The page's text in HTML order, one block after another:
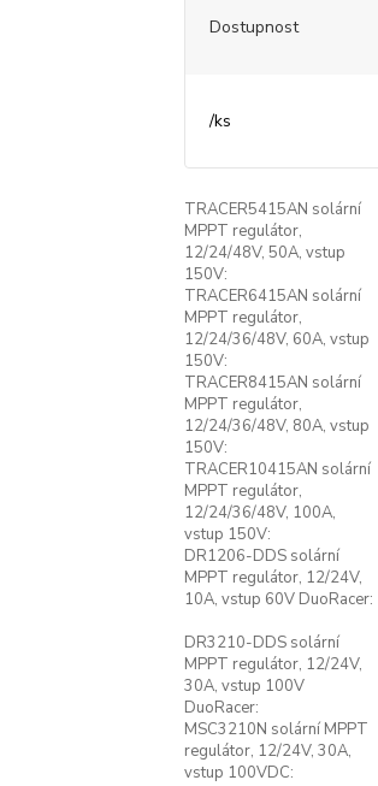
Dostupnost
/ks
TRACER5415AN solární
MPPT regulátor,
12/24/48V, 50A, vstup
150V:
TRACER6415AN solární
MPPT regulátor,
12/24/36/48V, 60A, vstup
150V:
TRACER8415AN solární
MPPT regulátor,
12/24/36/48V, 80A, vstup
150V:
TRACER10415AN solární
MPPT regulátor,
12/24/36/48V, 100A,
vstup 150V:
DR1206-DDS solární
MPPT regulátor, 12/24V,
10A, vstup 60V DuoRacer:
DR3210-DDS solární
MPPT regulátor, 12/24V,
30A, vstup 100V
DuoRacer:
MSC3210N solární MPPT
regulátor, 12/24V, 30A,
vstup 100VDC: